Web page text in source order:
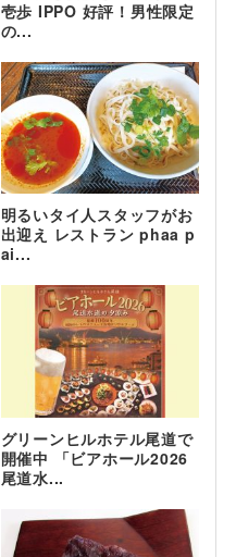
壱歩 IPPO 好評！男性限定
の...
明るいタイ人スタッフがお
出迎え レストラン phaa p
ai...
グリーンヒルホテル尾道で
開催中 「ビアホール2026
尾道水...